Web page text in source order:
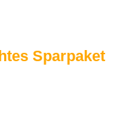
Sparpaket